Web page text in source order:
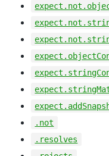
.not
.resolves